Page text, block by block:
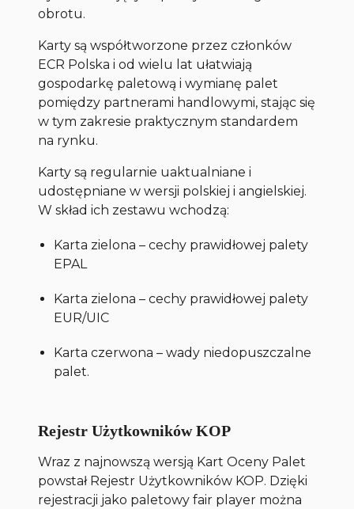
obrotu.
Karty są współtworzone przez członków
ECR Polska i od wielu lat ułatwiają
gospodarkę paletową i wymianę palet
pomiędzy partnerami handlowymi, stając się
w tym zakresie praktycznym standardem
na rynku.
Karty są regularnie uaktualniane i
udostępniane w wersji polskiej i angielskiej.
W skład ich zestawu wchodzą:
Karta zielona – cechy prawidłowej palety
EPAL
Karta zielona – cechy prawidłowej palety
EUR/UIC
Karta czerwona – wady niedopuszczalne
palet.
Rejestr Użytkowników KOP
Wraz z najnowszą wersją Kart Oceny Palet
powstał Rejestr Użytkowników KOP. Dzięki
rejestracji jako paletowy fair player można